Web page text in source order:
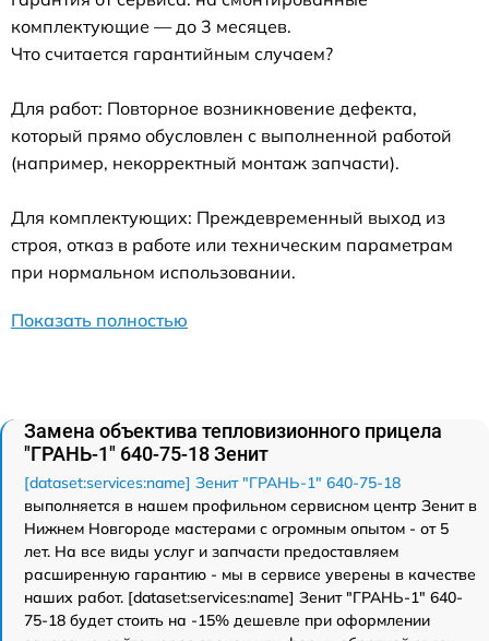
комплектующие — до 3 месяцев.
Что считается гарантийным случаем?
Для работ: Повторное возникновение дефекта,
который прямо обусловлен с выполненной работой
(например, некорректный монтаж запчасти).
Для комплектующих: Преждевременный выход из
строя, отказ в работе или техническим параметрам
при нормальном использовании.
Показать полностью
Замена объектива тепловизионного прицела
"ГРАНЬ-1" 640-75-18 Зенит
[dataset:services:name] Зенит "ГРАНЬ-1" 640-75-18
выполняется в нашем профильном сервисном центр Зенит в
Нижнем Новгороде мастерами с огромным опытом - от 5
лет. На все виды услуг и запчасти предоставляем
расширенную гарантию - мы в сервисе уверены в качестве
наших работ. [dataset:services:name] Зенит "ГРАНЬ-1" 640-
75-18 будет стоить на -15% дешевле при оформлении